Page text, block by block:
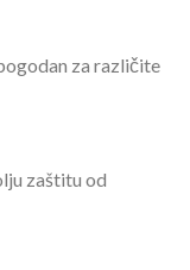
za različite
zaštitu od